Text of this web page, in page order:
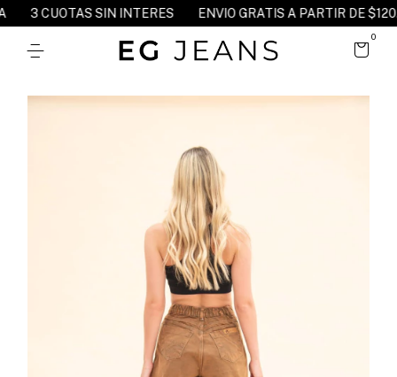
3 CUOTAS SIN INTERES ENVIO GRATIS A PARTIR DE
0